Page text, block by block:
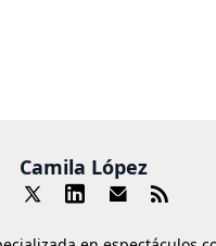
Camila López